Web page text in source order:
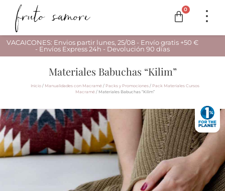
0
VACAICONES: Envios partir lunes, 25/08 - Envío gratis +50 €
- Envíos Express 24h - Devolución 90 días
Materiales Babuchas “Kilim”
Inicio / Manualidades con Macramé / Packs y Promociones / Pack Materiales Cursos
Macramé / Materiales Babuchas “Kilim”